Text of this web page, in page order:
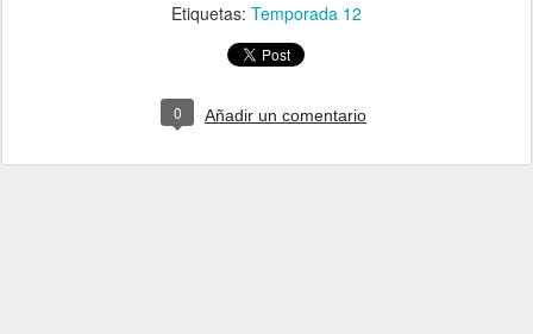
Etiquetas: Temporada 12
0 Añadir un comentario